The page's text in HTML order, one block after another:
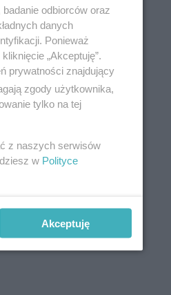
odbiorców oraz
danych
Ponieważ
„Akceptuję”.
prywatności znajdujący
zgody użytkownika,
tylko na tej
z naszych serwisów
w Polityce
Akceptuję